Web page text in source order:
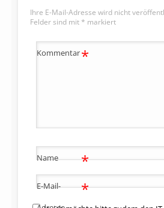
Ihre E-Mail-Adresse wird nicht
Felder sind mit * markiert
Kommentar*
Name *
E-Mail-
*